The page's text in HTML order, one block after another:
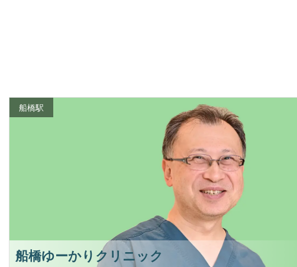
船橋駅
船橋ゆーかりクリニック